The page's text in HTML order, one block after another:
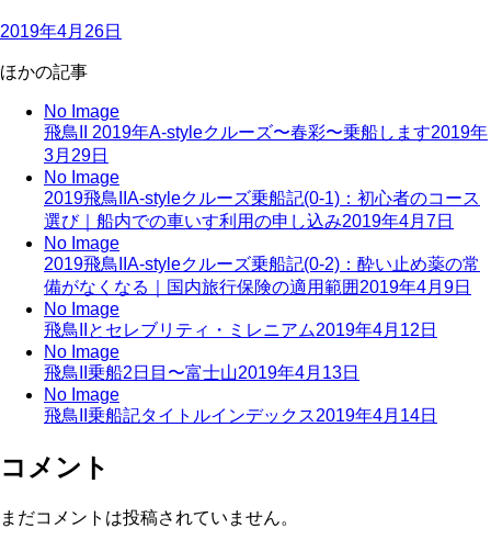
2019年4月26日
ほかの記事
No Image
飛鳥II 2019年A-styleクルーズ〜春彩〜乗船します2019年
3月29日
No Image
2019飛鳥IIA-styleクルーズ乗船記(0-1)：初心者のコース
選び｜船内での車いす利用の申し込み2019年4月7日
No Image
2019飛鳥IIA-styleクルーズ乗船記(0-2)：酔い止め薬の常
備がなくなる｜国内旅行保険の適用範囲 2019年4月9日
No Image
飛鳥IIとセレブリティ・ミレニアム2019年4月12日
No Image
飛鳥II乗船2日目〜富士山2019年4月13日
No Image
飛鳥II乗船記タイトルインデックス2019年4月14日
コメント
まだコメントは投稿されていません。